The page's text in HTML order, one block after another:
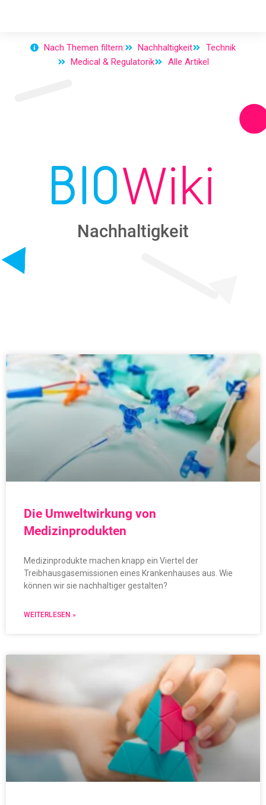
Nach Themen filtern: Nachhaltigkeit
Technik
Medical & Regulatorik
Alle Artikel
Nachhaltigkeit
Die Umweltwirkung von
Medizinprodukten
Medizinprodukte machen knapp ein Viertel der
Treibhausgasemissionen eines Krankenhauses aus. Wie
können wir sie nachhaltiger gestalten?
WEITERLESEN »